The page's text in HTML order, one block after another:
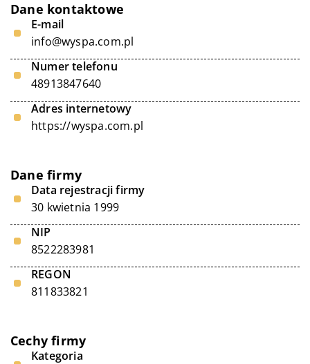
Dane kontaktowe
E-mail
info@wyspa.com.pl
Numer telefonu
48913847640
Adres internetowy
https://wyspa.com.pl
Dane firmy
Data rejestracji firmy
30 kwietnia 1999
NIP
8522283981
REGON
811833821
Cechy firmy
Kategoria